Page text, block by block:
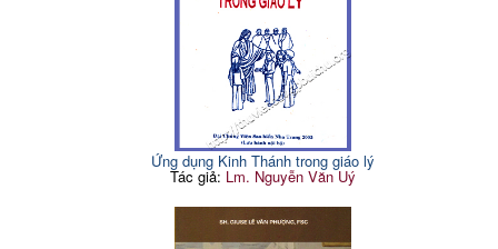
Ứng dụng Kinh Thánh trong giáo lý
Tác giả: Lm. Nguyễn Văn Uý